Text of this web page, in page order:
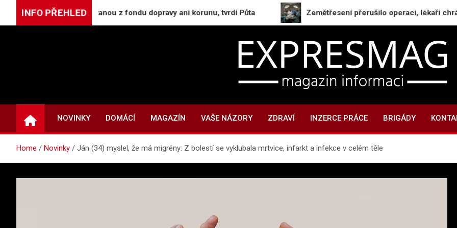
INFO PŘEHLED
silnice letos nedostanou z fondu dopravy ani korunu, tvrdí Půta Zemětřesení přerušilo operaci, lékaři chránili
ExpresMag.cz
NOVINKY DOMÁCÍ MAGAZÍN VAŠE NÁZORY ZDRAVÍ INZERCE PRÁCE BRIGÁDY
Home Novinky Ján (34) myslel, že má migrény: Z bolestí se vyklubala mrtvice, infarkt a infekce v celém těle